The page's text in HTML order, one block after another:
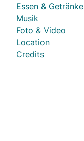
Essen & Getränke
Musik
Foto & Video
Location
Credits